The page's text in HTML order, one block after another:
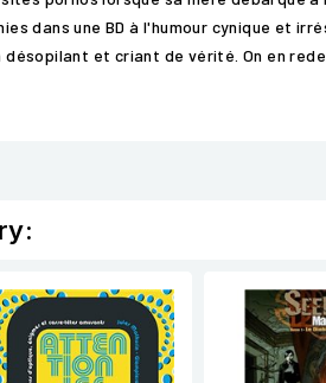
dans une BD à l'humour cynique et
et criant de vérité. On en